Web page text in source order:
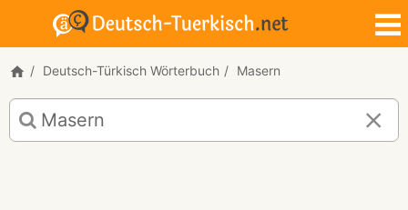
Deutsch-Türkisch Wörterbuch Masern
Deutsch-
Türkisch
Übersetzung